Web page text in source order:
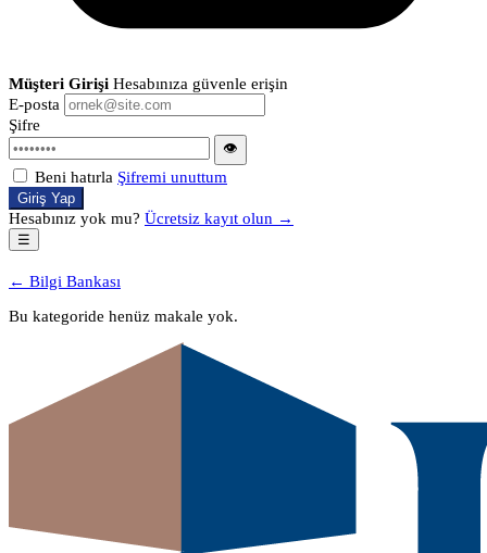
Müşteri Girişi Hesabınıza güvenle erişin
E-posta
Şifre
👁
Beni hatırla Şifremi unuttum
Giriş Yap
Hesabınız yok mu? Ücretsiz kayıt olun →
☰
← Bilgi Bankası
Bu kategoride henüz makale yok.